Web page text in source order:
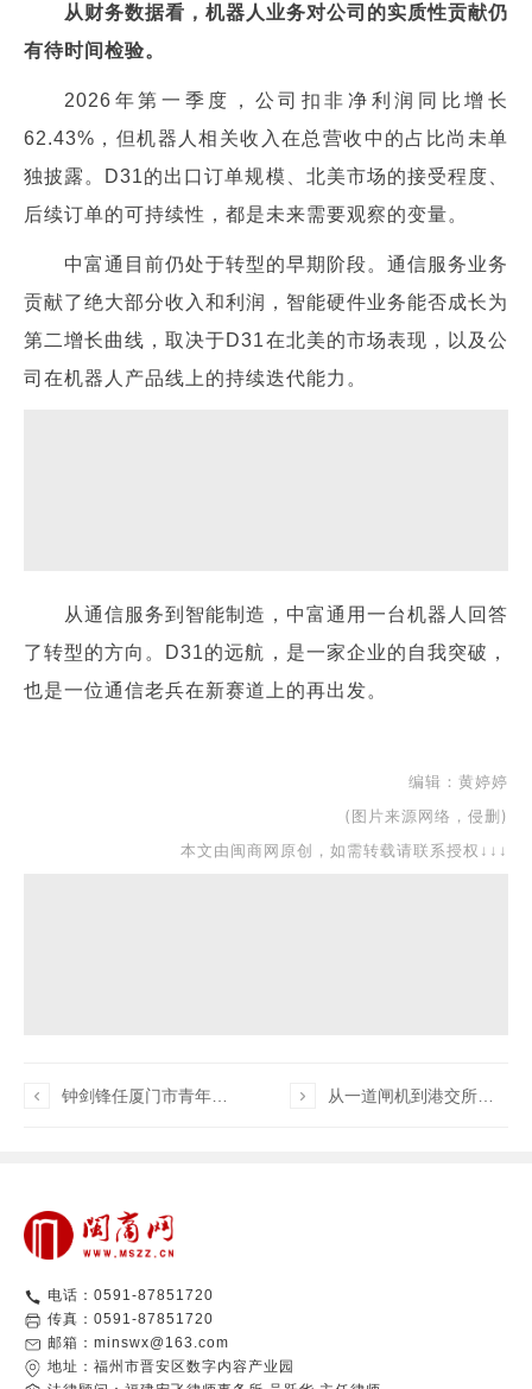
从财务数据看，机器人业务对公司的实质性贡献仍
有待时间检验。
2026年第一季度，公司扣非净利润同比增长
62.43%，但机器人相关收入在总营收中的占比尚未单
独披露。D31的出口订单规模、北美市场的接受程度、
后续订单的可持续性，都是未来需要观察的变量。
中富通目前仍处于转型的早期阶段。通信服务业务
贡献了绝大部分收入和利润，智能硬件业务能否成长为
第二增长曲线，取决于D31在北美的市场表现，以及公
司在机器人产品线上的持续迭代能力。
从通信服务到智能制造，中富通用一台机器人回答
了转型的方向。D31的远航，是一家企业的自我突破，
也是一位通信老兵在新赛道上的再出发。
编辑：黄婷婷
(图片来源网络，侵删)
本文由闽商网原创，如需转载请联系授权↓↓↓
 
电话：0591-87851720
传真：0591-87851720
邮箱：minswx@163.com
地址：福州市晋安区数字内容产业园